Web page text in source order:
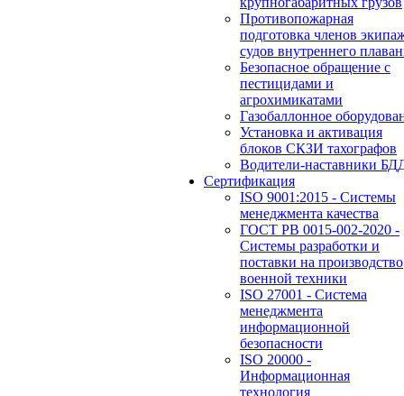
Противопожарная
подготовка членов
судов внутреннего
Безопасное обращение с
пестицидами и
агрохимикатами
Газобаллонное
Установка и активация
блоков СКЗИ тахографов
Водители-наставники
Сертификация
ISO 9001:2015 - Системы
менеджмента качества
ГОСТ РВ 0015-002-2020 -
Системы разработки и
поставки на производство
военной техники
ISO 27001 - Система
менеджмента
информационной
безопасности
ISO 20000 -
Информационная
технология